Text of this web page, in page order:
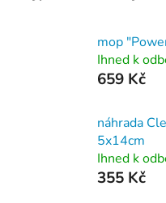
mop
Ihned k
659 Kč
náhrada
5x14cm
Ihned k
355 Kč